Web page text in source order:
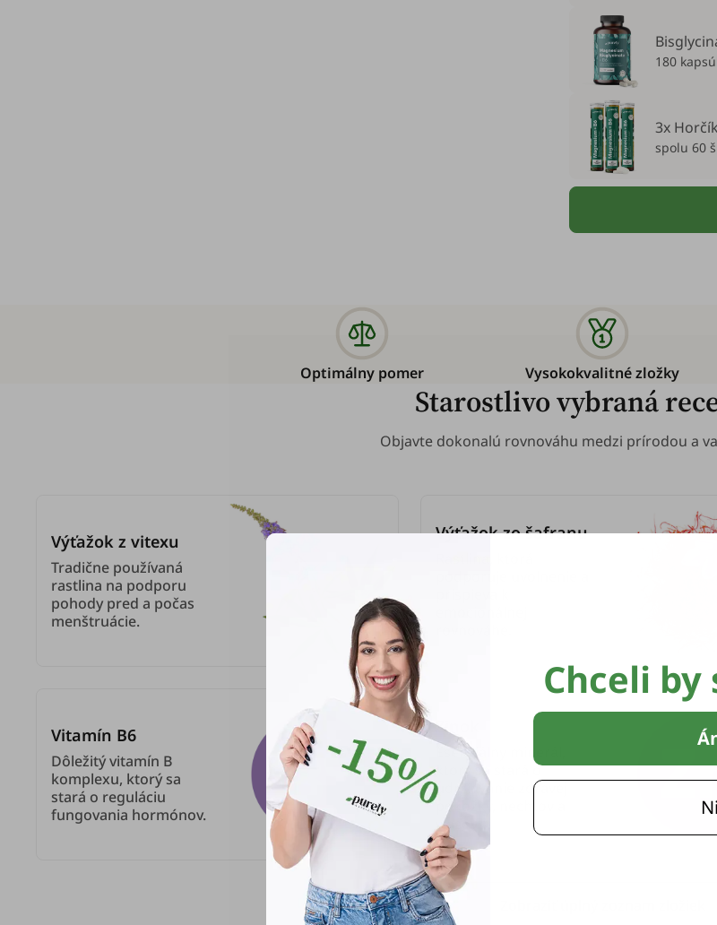
180
3x
spolu 60
Optimálny pomer Vysokokvalitné zložky
Starostlivo vybraná
Objavte dokonalú rovnováhu medzi prírodou a
Výťažok z vitexu
Tradične používaná
rastlina na podporu
pohody pred a počas
menštruácie.
Výťažok zo šafranu
Vitamín B6
Dôležitý vitamín B
komplexu, ktorý sa
stará o reguláciu
fungovania hormónov.
Zinok
Esenciálny minerál,
ktorý sa stará o
udržiavanie zdravej
pokožky, nechtov a
vlasov.
Chceli by